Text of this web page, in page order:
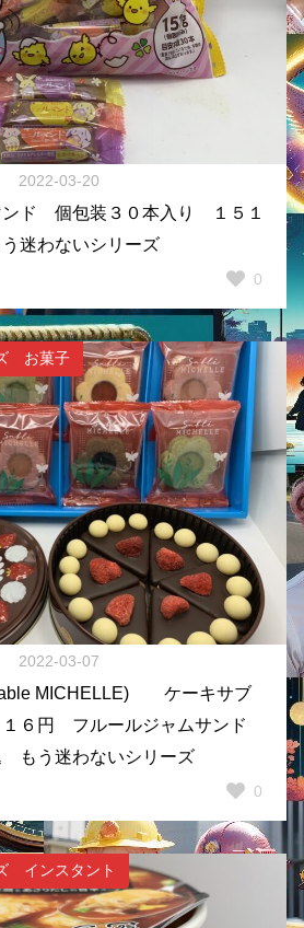
2022-03-20
ド 個包装３０本入り １５１
迷わないシリーズ
0
お菓子
2022-03-07
MICHELLE) ケーキサブ
６円 フルールジャムサンド
もう迷わないシリーズ
0
インスタント